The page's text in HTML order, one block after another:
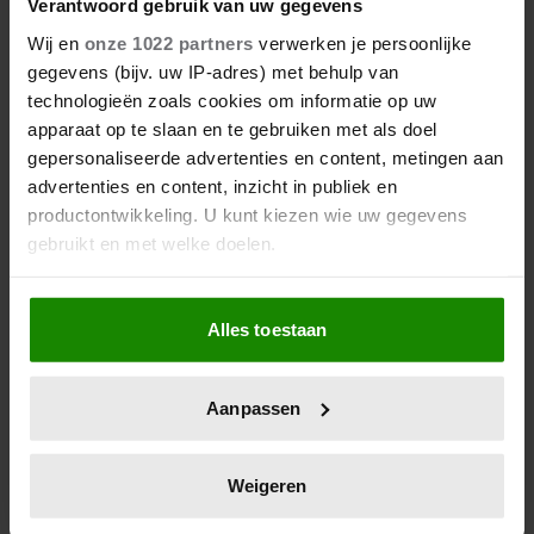
Verantwoord gebruik van uw gegevens
Wij en onze 1022 partners verwerken je persoonlijke
gegevens (bijv. uw IP-adres) met behulp van
technologieën zoals cookies om informatie op uw
apparaat op te slaan en te gebruiken met als doel
gepersonaliseerde advertenties en content, metingen aan
advertenties en content, inzicht in publiek en
productontwikkeling. U kunt kiezen wie uw gegevens
gebruikt en met welke doelen.
Als u het toestaat, willen we ook graag:
Informatie verzamelen over uw geografische
locatie, die tot een paar meter nauwkeurig kan zijn
scannen op specifieke eigenschappen (fingerprinting)
verwerkt en stel uw voorkeuren in het
Alles toestaan
Aanpassen
Weigeren
Hoe ongezond zijn ijsjes?
een ander bent?